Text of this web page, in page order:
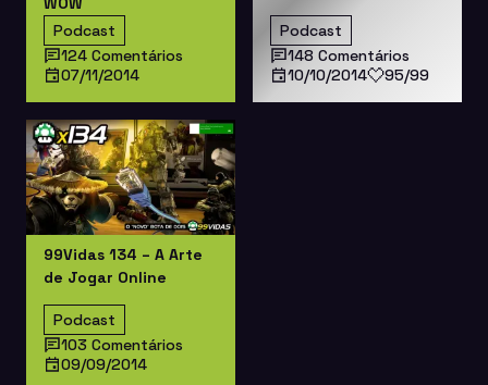
Podcast
124 Comentários
07/11/2014
Podcast
148 Comentários
10/10/2014
95/99
99Vidas 134 – A Arte
de Jogar Online
Podcast
103 Comentários
09/09/2014